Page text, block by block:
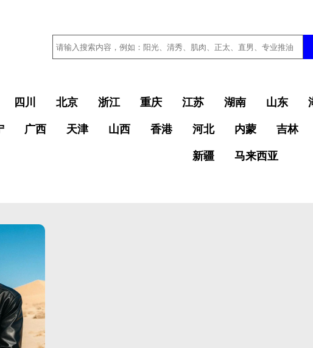
四川 北京 浙江 重庆 江苏 湖南 山东
广西 天津 山西 香港 河北 内蒙 吉林
新疆 马来西亚